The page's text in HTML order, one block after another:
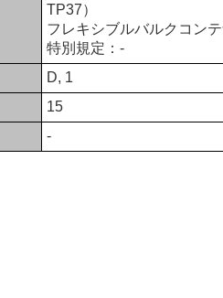
TP37）
フレキシブルバルクコン
特別規定：-
D, 1
15
-